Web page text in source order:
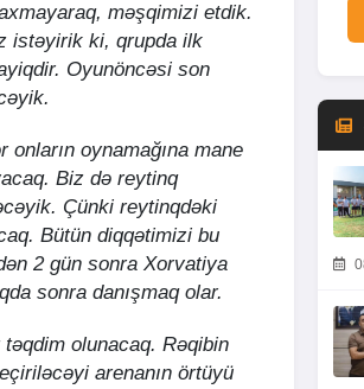
məşqimizi etdik.
istəyirik ki, qrupda ilk
Oyunöncəsi son
oynamağına mane
Biz də reytinq
Çünki reytinqdəki
Bütün diqqətimizi bu
2 gün sonra Xorvatiya
sonra danışmaq olar.
olunacaq. Rəqibin
arenanın örtüyü